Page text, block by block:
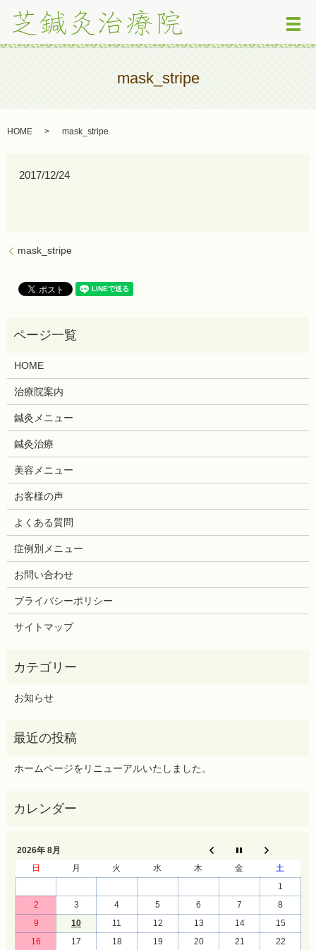
メ
mask_stripe
HOME mask_stripe
2017/12/24
mask_stripe
HOME
治療院案内
鍼灸メニュー
鍼灸治療
美容メニュー
お客様の声
よくある質問
症例別メニュー
お問い合わせ
プライバシーポリシー
サイトマップ
お知らせ
ホームページをリニューアルいたしました。
2026年 8月
日
月 火 水 木 金
土
1
2
3 4 5 6 7
8
9
10 11 12 13 14
15
16
17 18 19 20 21 22